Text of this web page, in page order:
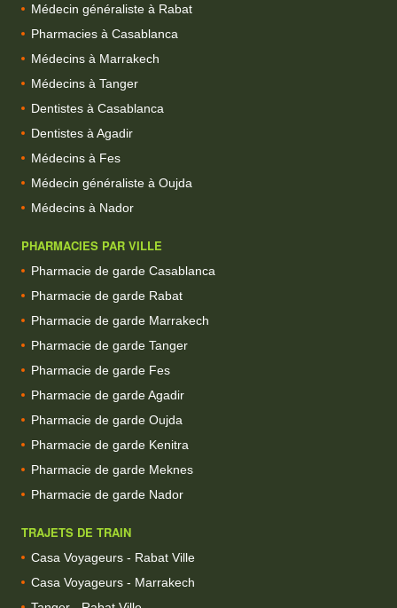
Médecin généraliste à Rabat
Pharmacies à Casablanca
Médecins à Marrakech
Médecins à Tanger
Dentistes à Casablanca
Dentistes à Agadir
Médecins à Fes
Médecin généraliste à Oujda
Médecins à Nador
PHARMACIES PAR VILLE
Pharmacie de garde Casablanca
Pharmacie de garde Rabat
Pharmacie de garde Marrakech
Pharmacie de garde Tanger
Pharmacie de garde Fes
Pharmacie de garde Agadir
Pharmacie de garde Oujda
Pharmacie de garde Kenitra
Pharmacie de garde Meknes
Pharmacie de garde Nador
TRAJETS DE TRAIN
Casa Voyageurs - Rabat Ville
Casa Voyageurs - Marrakech